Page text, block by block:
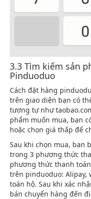
3.3 Tìm kiếm sản
Pinduoduo
Cách đặt hàng
trên giao diện bạn có
tương tự như
phẩm muốn mua, bạn
hoặc chọn giá thấp để
Sau khi chọn mua, bạn
trong 3 phương thức
phương thức thanh
trên pinduoduo: Alipay,
toán hộ. Sau khi xác
bán chuyển hàng đến